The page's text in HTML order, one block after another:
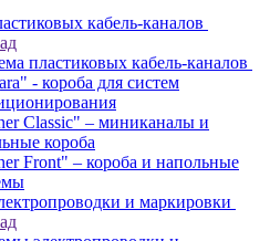
кабель-каналов
пластиковых кабель-каналов
- короба для систем
Classic" – миниканалы и
короба
Front" – короба и напольные
и маркировки